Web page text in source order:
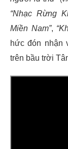
“Nhạc Rừng
Miền Nam”,
hức đón nhận
trên bầu trời